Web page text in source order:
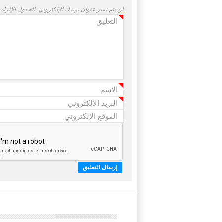
لن يتم نشر عنوان بريدك الإلكتروني. الحقول
التعليق
الاسم
البريد الإلكتروني
الموقع الإلكتروني